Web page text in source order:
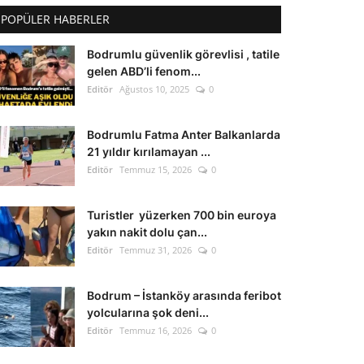
POPÜLER HABERLER
Bodrumlu güvenlik görevlisi , tatile
gelen ABD’li fenom...
Editör Ağustos 10, 2025 0
Bodrumlu Fatma Anter Balkanlarda
21 yıldır kırılamayan ...
Editör Temmuz 15, 2026 0
Turistler yüzerken 700 bin euroya
yakın nakit dolu çan...
Editör Temmuz 31, 2026 0
Bodrum – İstanköy arasında feribot
yolcularına şok deni...
Editör Temmuz 16, 2026 0